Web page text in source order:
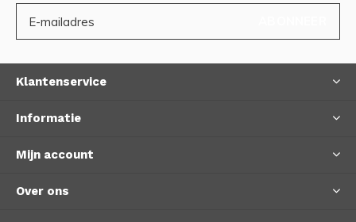
Klantenservice
Informatie
Mijn account
Over ons